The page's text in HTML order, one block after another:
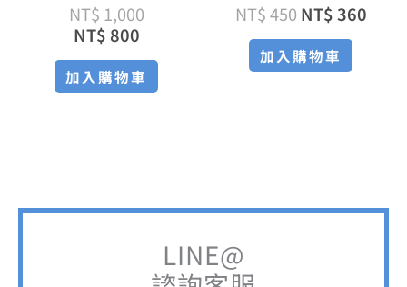
NT$1,000
NT$ 800
加入購物車
NT$450 NT$360
加入購物車
LINE@